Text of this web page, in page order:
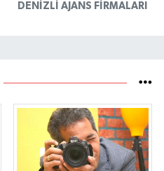
DENIZLI AJANS FIRMALARI